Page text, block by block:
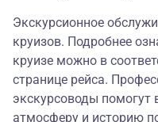
Экскурсионное
круизов. Подробнее
круизе можно в
странице рейса.
экскурсоводы помогут
атмосферу и историю